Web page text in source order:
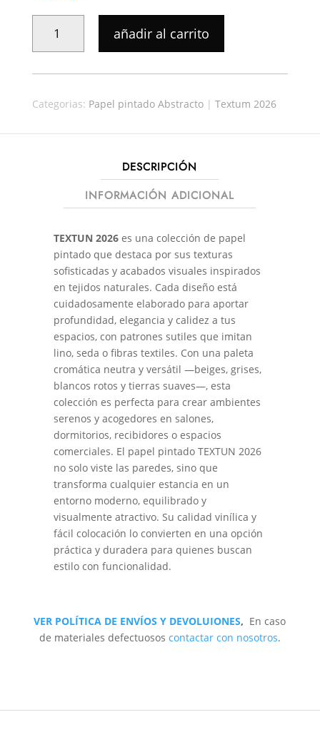
PINTADO
TEXTUM
24474
añadir al carrito
Categorias: Papel pintado Abstracto| Textum 2026
DESCRIPCIÓN
INFORMACIÓN ADICIONAL
TEXTUN 2026es una colección de papel
pintado que destaca por sus texturas
sofisticadas y acabados visuales inspirados
en tejidos naturales. Cada diseño está
cuidadosamente elaborado para aportar
profundidad, elegancia y calidez a tus
espacios, con patrones sutiles que imitan
lino, seda o fibras textiles. Con una paleta
cromática neutra y versátil —beiges, grises,
blancos rotos y tierras suaves—, esta
colección es perfecta para crear ambientes
serenos y acogedores en salones,
dormitorios, recibidores o espacios
comerciales. El papel pintado TEXTUN 2026
no solo viste las paredes, sino que
transforma cualquier estancia en un
entorno moderno, equilibrado y
visualmente atractivo. Su calidad vinílica y
fácil colocación lo convierten en una opción
práctica y duradera para quienes buscan
estilo con funcionalidad.
VER POLÍTICA DE ENVÍOS Y DEVOLUIONES, En caso
de materiales defectuosos contactar con nosotros.